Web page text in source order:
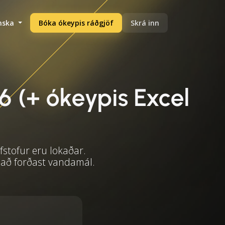
Bóka ókeypis ráðgjöf Skrá inn
ókeypis Excel
eru lokaðar.
forðast vandamál.